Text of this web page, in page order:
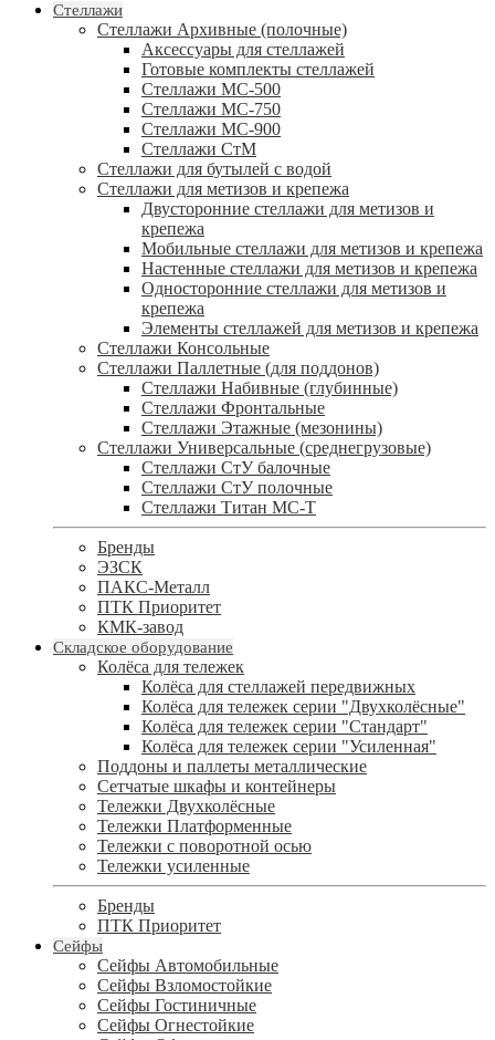
Стеллажи
Стеллажи Архивные (полочные)
Аксессуары для стеллажей
Готовые комплекты стеллажей
Стеллажи МС-500
Стеллажи МС-750
Стеллажи МС-900
Стеллажи СтМ
Стеллажи для бутылей с водой
Стеллажи для метизов и крепежа
Двусторонние стеллажи для метизов и
крепежа
Мобильные стеллажи для метизов и крепежа
Настенные стеллажи для метизов и крепежа
Односторонние стеллажи для метизов и
крепежа
Элементы стеллажей для метизов и крепежа
Стеллажи Консольные
Стеллажи Паллетные (для поддонов)
Стеллажи Набивные (глубинные)
Стеллажи Фронтальные
Стеллажи Этажные (мезонины)
Стеллажи Универсальные (среднегрузовые)
Стеллажи СтУ балочные
Стеллажи СтУ полочные
Стеллажи Титан МС-Т
Бренды
ЭЗСК
ПАКС-Металл
ПТК Приоритет
КМК-завод
Складское оборудование
Колёса для тележек
Колёса для стеллажей передвижных
Колёса для тележек серии "Двухколёсные"
Колёса для тележек серии "Стандарт"
Колёса для тележек серии "Усиленная"
Поддоны и паллеты металлические
Сетчатые шкафы и контейнеры
Тележки Двухколёсные
Тележки Платформенные
Тележки с поворотной осью
Тележки усиленные
Бренды
ПТК Приоритет
Сейфы
Сейфы Автомобильные
Сейфы Взломостойкие
Сейфы Гостиничные
Сейфы Огнестойкие